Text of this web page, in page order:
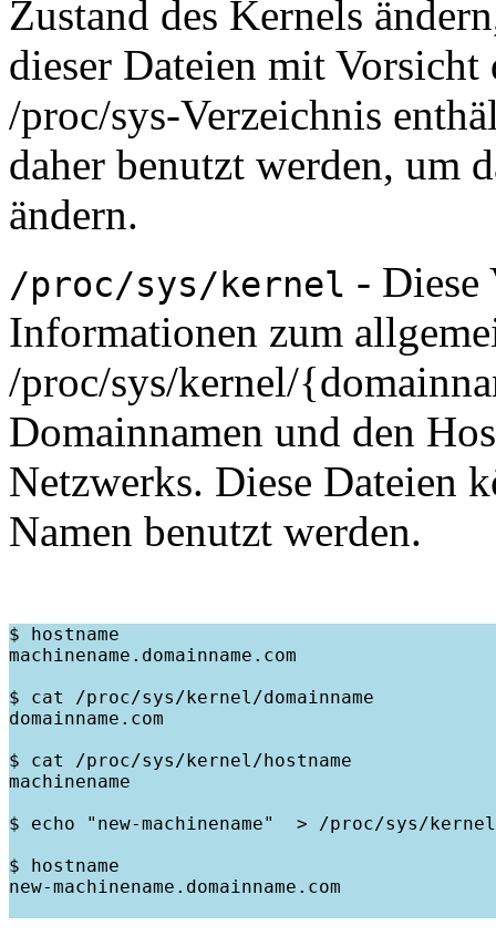
Zustand des Kernels
dieser Dateien mit
/proc/sys-Verzeichnis
daher benutzt werden, um
ändern.
/proc/sys/kernel - Diese
Informationen zum
/proc/sys/kernel/
Domainnamen und den
Netzwerks. Diese Dateien
Namen benutzt werden.
$ hostname
machinename.domainname.com
$ cat /proc/sys/kernel/domainname
domainname.com
$ cat /proc/sys/kernel/hostname
machinename
$ echo "new-machinename"  > /proc/sys/
$ hostname
new-machinename.domainname.com